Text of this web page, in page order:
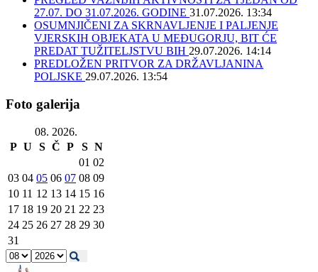
27.07. DO 31.07.2026. GODINE 31.07.2026. 13:34
OSUMNJIČENI ZA SKRNAVLJENJE I PALJENJE
VJERSKIH OBJEKATA U MEĐUGORJU, BIT ĆE
PREDAT TUŽITELJSTVU BIH 29.07.2026. 14:14
PREDLOŽEN PRITVOR ZA DRŽAVLJANINA
POLJSKE 29.07.2026. 13:54
Foto galerija
08. 2026.
P U S Č P S N
01 02
03 04 05 06 07 08 09
10 11 12 13 14 15 16
17 18 19 20 21 22 23
24 25 26 27 28 29 30
31